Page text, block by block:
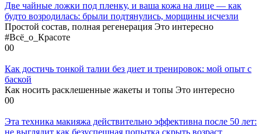
Две чайные ложки под пленку, и ваша кожа на лице — как
будто возродилась: брыли подтянулись, морщины исчезли
Простой состав, полная регенерация Это интересно
#Всё_о_Красоте
00
Как достичь тонкой талии без диет и тренировок: мой опыт с
баской
Как носить расклешенные жакеты и топы Это интересно
00
Эта техника макияжа действительно эффективна после 50 лет: